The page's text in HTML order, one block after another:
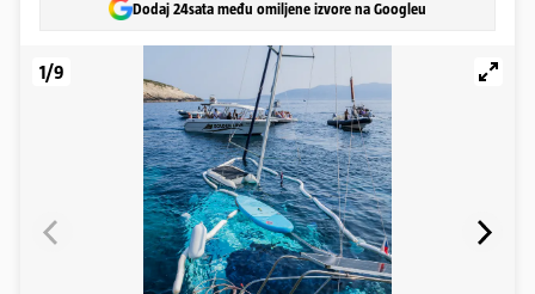
Dodaj 24sata među omiljene izvore na Googleu
1/9